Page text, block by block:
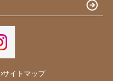
サイトマップ